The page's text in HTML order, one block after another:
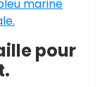
marine
pour